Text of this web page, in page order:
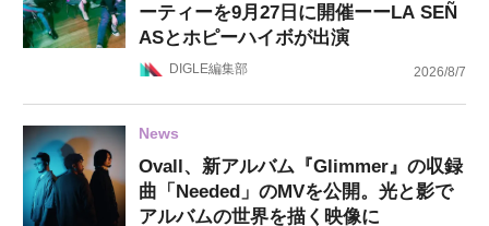
ーティーを9月27日に開催ーーLA SEÑ
ASとホピーハイボが出演
DIGLE編集部 2026/8/7
News
Ovall、新アルバム『Glimmer』の収録
曲「Needed」のMVを公開。光と影で
アルバムの世界を描く映像に